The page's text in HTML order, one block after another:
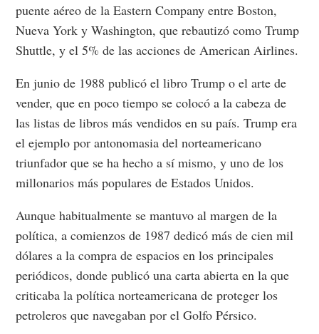
puente aéreo de la Eastern Company entre Boston,
Nueva York y Washington, que rebautizó como Trump
Shuttle, y el 5% de las acciones de American Airlines.
En junio de 1988 publicó el libro Trump o el arte de
vender, que en poco tiempo se colocó a la cabeza de
las listas de libros más vendidos en su país. Trump era
el ejemplo por antonomasia del norteamericano
triunfador que se ha hecho a sí mismo, y uno de los
millonarios más populares de Estados Unidos.
Aunque habitualmente se mantuvo al margen de la
política, a comienzos de 1987 dedicó más de cien mil
dólares a la compra de espacios en los principales
periódicos, donde publicó una carta abierta en la que
criticaba la política norteamericana de proteger los
petroleros que navegaban por el Golfo Pérsico.